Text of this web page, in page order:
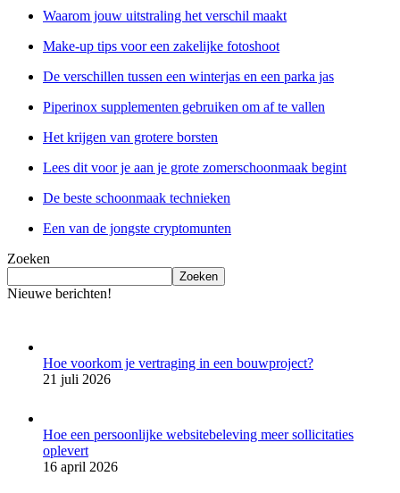
Waarom jouw uitstraling het verschil maakt
Make-up tips voor een zakelijke fotoshoot
De verschillen tussen een winterjas en een parka jas
Piperinox supplementen gebruiken om af te vallen
Het krijgen van grotere borsten
Lees dit voor je aan je grote zomerschoonmaak begint
De beste schoonmaak technieken
Een van de jongste cryptomunten
Zoeken
Zoeken
Nieuwe berichten!
Hoe voorkom je vertraging in een bouwproject?
21 juli 2026
Hoe een persoonlijke websitebeleving meer sollicitaties
oplevert
16 april 2026